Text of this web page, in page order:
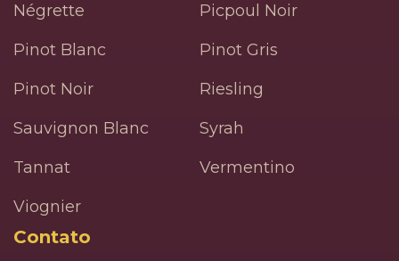
Négrette
Picpoul Noir
Pinot Blanc
Pinot Gris
Pinot Noir
Riesling
Sauvignon Blanc
Syrah
Tannat
Vermentino
Viognier
Contato